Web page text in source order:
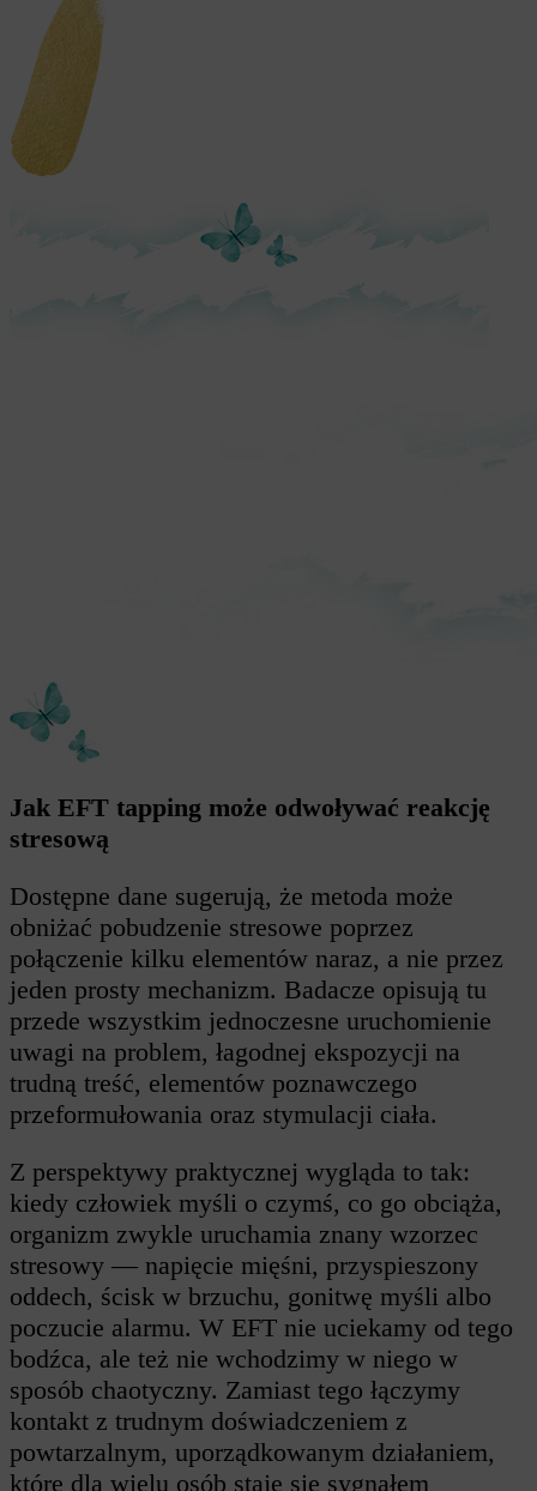
Jak EFT tapping może odwoływać reakcję
stresową
Dostępne dane sugerują, że metoda może
obniżać pobudzenie stresowe poprzez
połączenie kilku elementów naraz, a nie przez
jeden prosty mechanizm. Badacze opisują tu
przede wszystkim jednoczesne uruchomienie
uwagi na problem, łagodnej ekspozycji na
trudną treść, elementów poznawczego
przeformułowania oraz stymulacji ciała.
Z perspektywy praktycznej wygląda to tak:
kiedy człowiek myśli o czymś, co go obciąża,
organizm zwykle uruchamia znany wzorzec
stresowy — napięcie mięśni, przyspieszony
oddech, ścisk w brzuchu, gonitwę myśli albo
poczucie alarmu. W EFT nie uciekamy od tego
bodźca, ale też nie wchodzimy w niego w
sposób chaotyczny. Zamiast tego łączymy
kontakt z trudnym doświadczeniem z
powtarzalnym, uporządkowanym działaniem,
które dla wielu osób staje się sygnałem